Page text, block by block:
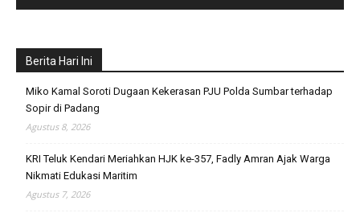
Berita Hari Ini
Miko Kamal Soroti Dugaan Kekerasan PJU Polda Sumbar terhadap
Sopir di Padang
Agustus 8, 2026
KRI Teluk Kendari Meriahkan HJK ke-357, Fadly Amran Ajak Warga
Nikmati Edukasi Maritim
Agustus 7, 2026